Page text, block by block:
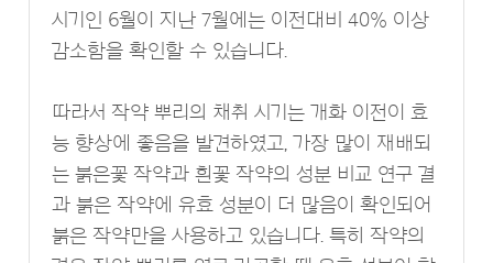
시기인 6월이 지난 7월에는 이전대비 40% 이상
감소함을 확인할 수 있습니다.
따라서 작약 뿌리의 채취 시기는 개화 이전이 효
능 향상에 좋음을 발견하였고, 가장 많이 재배되
는 붉은꽃 작약과 흰꽃 작약의 성분 비교 연구 결
과 붉은 작약에 유효 성분이 더 많음이 확인되어
붉은 작약만을 사용하고 있습니다. 특히 작약의